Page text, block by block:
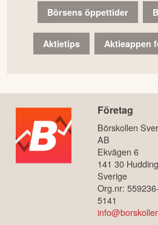
Börsens öppettider
Aktietips Aktieappen
Företag
Börskollen
AB
Ekvägen 6
141 30
Sverige
Org.nr: 559236-
5141